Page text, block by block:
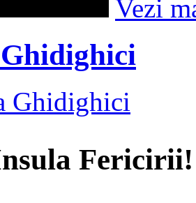
Vezi
Ghidighici
Fericirii!